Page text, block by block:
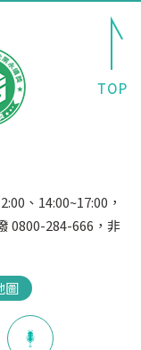
、14:00~17:00，
0800-284-666，非
圖